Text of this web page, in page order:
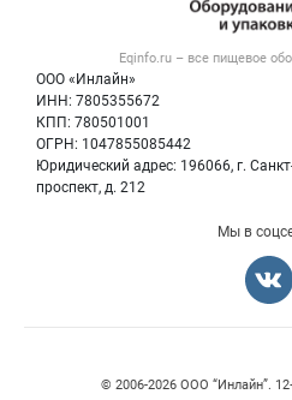
Eqinfo.ru – все пищевое
ООО «Инлайн»
ИНН: 7805355672
КПП: 780501001
ОГРН: 1047855085442
Юридический адрес: 196066, г.
проспект, д. 212
Контактная
Политика обработки
Тара и
Б/у
Мы в
© 2006‑2026 ООО “Инлайн”.